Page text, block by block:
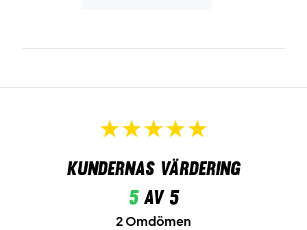
Kundernas värdering
5av 5
2 Omdömen